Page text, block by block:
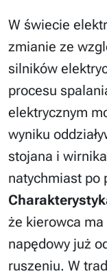
W świecie
zmianie ze
silników
procesu
elektrycznym
wyniku
stojana i
natychmiast po
że kierowca ma
napędowy już
ruszeniu. W